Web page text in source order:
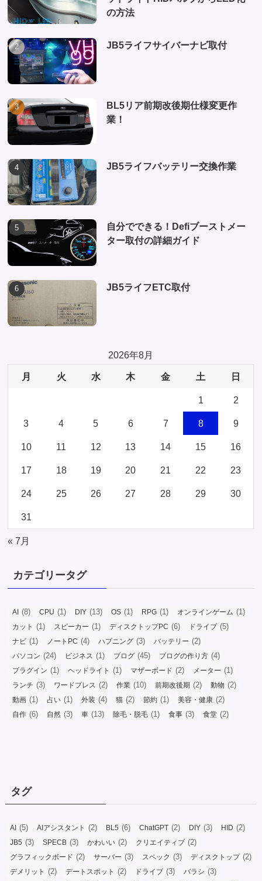
の方法
JB5ライフサイバーナビ取付
BL5リア前期改後期仕様変更作
業！
JB5ライフバッテリー交換作業
自分でできる！Defiブーストメー
ター取付の詳細ガイド
JB5ライフETC取付
2026年8月
月 火 水 木 金 土 日
1 2
3 4 5 6 7 8 9
10 11 12 13 14 15 16
17 18 19 20 21 22 23
24 25 26 27 28 29 30
31
« 7月
カテゴリータグ
AI (8) CPU (1) DIY (13) OS (1) RPG (1) オンラインゲーム (1)
カット (1) スピーカー (1) ディスクトップPC (6) ドライブ (5)
ナビ (1) ノートPC (4) ハプニング (3) バッテリー (2)
パソコン (24) ビジネス (1) ブログ (45) ブログの作り方 (4)
プラグイン (1) ヘッドライト (1) マザーボード (2) メーター (1)
ランチ (3) ワードプレス (2) 作業 (10) 前期改後期 (2) 動物 (2)
動画 (1) 占い (1) 外装 (4) 猫 (2) 節約 (1) 美容・健康 (2)
自作 (6) 自然 (3) 車 (13) 除毛・脱毛 (1) 食事 (3) 食堂 (2)
タグ
AI (5) AIアシスタント (2) BL5 (6) ChatGPT (2) DIY (3) HID (2)
JB5 (3) SPECB (3) かわいい (2) クリエイティブ (2)
グラフィックボード (2) サーバー (3) スペック (3) ディスクトップ(2)
デメリット (2) デートスポット (2) ドライブ (3) バラシ (3)